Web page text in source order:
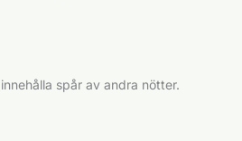
spår av andra nötter.